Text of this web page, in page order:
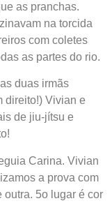
as pranchas.
na torcida
com coletes
as partes do rio.
duas irmãs
direito!) Vivian e
de jiu-jítsu e
Carina. Vivian
a prova com
outra. 5o lugar é cor